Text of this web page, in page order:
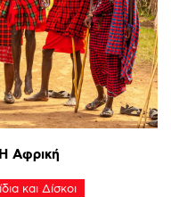
Η Αφρική
και Δίσκοι